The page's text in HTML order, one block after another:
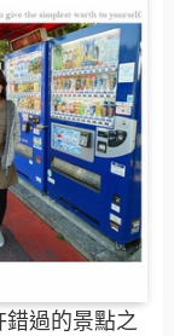
過的景點之